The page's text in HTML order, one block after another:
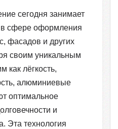
сегодня занимает
сфере оформления
фасадов и других
своим уникальным
как лёгкость,
алюминиевые
оптимальное
и
Эта технология